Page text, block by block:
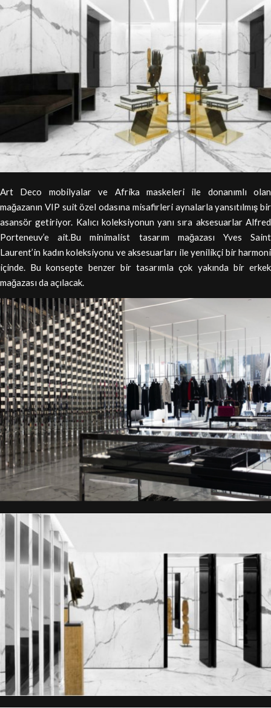
Art Deco mobilyalar ve Afrika maskeleri ile donanımlı olan
mağazanın VIP suit özel odasına misafirleri aynalarla yansıtılmış bir
asansör getiriyor. Kalıcı koleksiyonun yanı sıra aksesuarlar Alfred
Porteneuv’e ait.Bu minimalist tasarım mağazası Yves Saint
Laurent’in kadın koleksiyonu ve aksesuarları ile yenilikçi bir harmoni
içinde. Bu konsepte benzer bir tasarımla çok yakında bir erkek
mağazası da açılacak.